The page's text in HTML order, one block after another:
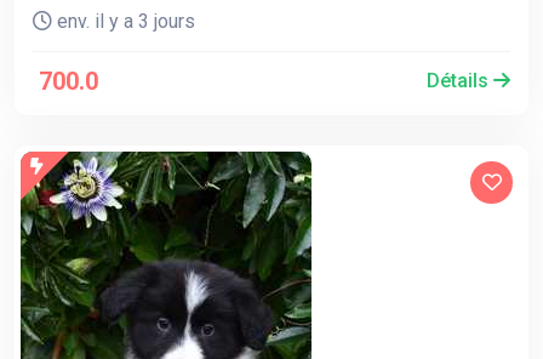
env. il y a 3 jours
700.0 Détails